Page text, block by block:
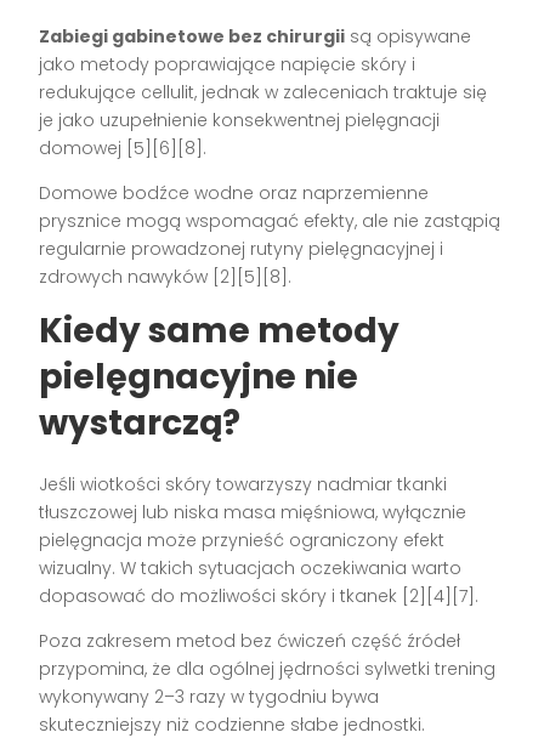
Zabiegi gabinetowe bez chirurgii są opisywane
jako metody poprawiające napięcie skóry i
redukujące cellulit, jednak w zaleceniach traktuje się
je jako uzupełnienie konsekwentnej pielęgnacji
domowej [5][6][8].
Domowe bodźce wodne oraz naprzemienne
prysznice mogą wspomagać efekty, ale nie zastąpią
regularnie prowadzonej rutyny pielęgnacyjnej i
zdrowych nawyków [2][5][8].
Kiedy same metody
pielęgnacyjne nie
wystarczą?
Jeśli wiotkości skóry towarzyszy nadmiar tkanki
tłuszczowej lub niska masa mięśniowa, wyłącznie
pielęgnacja może przynieść ograniczony efekt
wizualny. W takich sytuacjach oczekiwania warto
dopasować do możliwości skóry i tkanek [2][4][7].
Poza zakresem metod bez ćwiczeń część źródeł
przypomina, że dla ogólnej jędrności sylwetki trening
wykonywany 2–3 razy w tygodniu bywa
skuteczniejszy niż codzienne słabe jednostki.